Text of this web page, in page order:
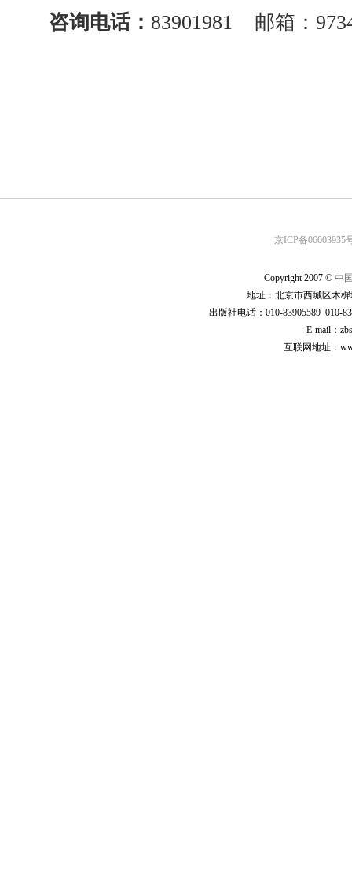
咨询电话： 83901981 邮箱：
京ICP备06003935
Copyright 2007 © 中
地址：北京市西城区木
出版社电话：010-83905589 010-
E-mail：
互联网地址：